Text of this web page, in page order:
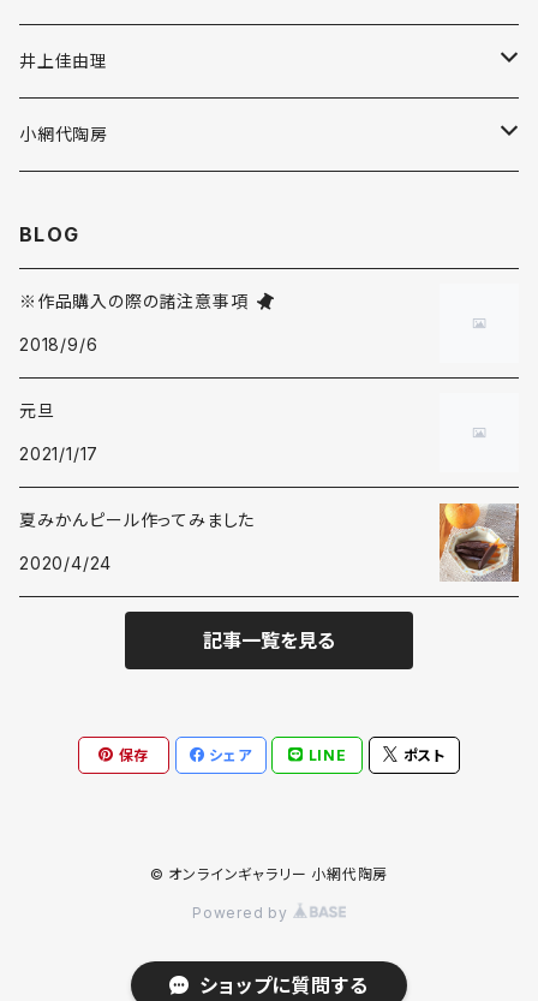
作品
茶道具
鉢
カップ
手洗い鉢
陶風鈴
植木鉢
その他
井上佳由理
作品
花器
オブジェ
皿
鉢
カップ
注ぎ器
茶道具
陶風鈴
小網代陶房
うつわ
皿
鉢
カップ
手洗い鉢
BLOG
※作品購入の際の諸注意事項
2018/9/6
元旦
2021/1/17
夏みかんピール作ってみました
2020/4/24
記事一覧を見る
保存 シェア LINE ポスト
© オンラインギャラリー 小網代陶房
Powered by
ショップに質問する